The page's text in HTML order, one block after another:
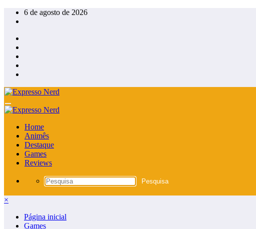
Pular
para
conteúdo
6 de agosto de 2026
Home
Animês
Destaque
Games
Reviews
×
Página inicial
Games